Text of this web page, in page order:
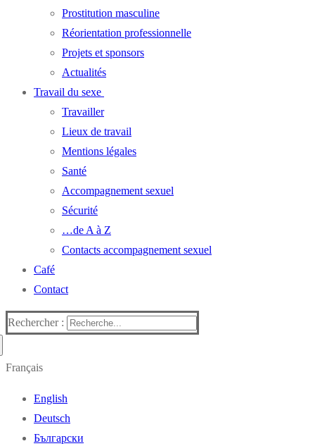
Prostitution masculine
Réorientation professionnelle
Projets et sponsors
Actualités
Travail du sexe
Travailler
Lieux de travail
Mentions légales
Santé
Accompagnement sexuel
Sécurité
…de A à Z
Contacts accompagnement sexuel
Café
Contact
Rechercher :
Français
English
Deutsch
Български